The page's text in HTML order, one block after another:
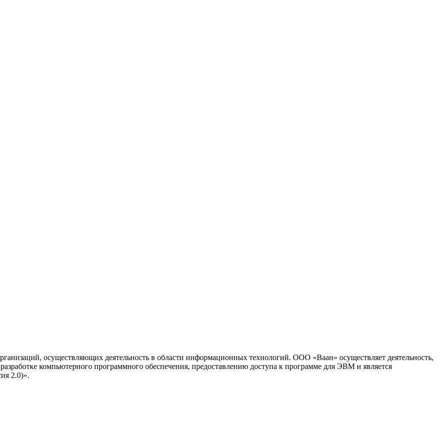
осуществляющих деятельность в области информационных технологий. ООО «Ваан» осуществляет деятельность,
компьютерного программного обеспечения, предоставлению доступа к программе для ЭВМ и является
2.0)».